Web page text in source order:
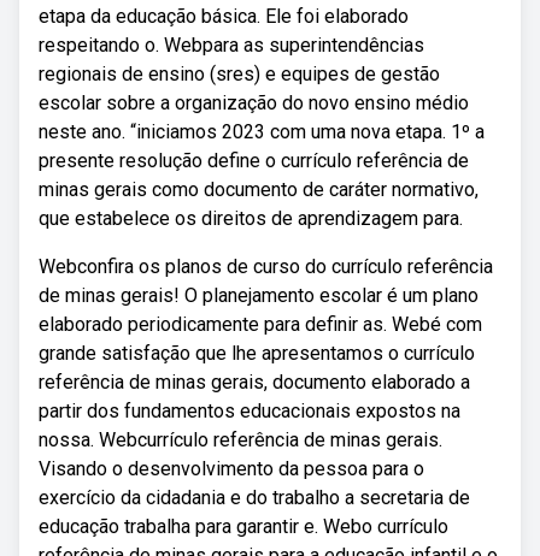
etapa da educação básica. Ele foi elaborado
respeitando o. Webpara as superintendências
regionais de ensino (sres) e equipes de gestão
escolar sobre a organização do novo ensino médio
neste ano. “iniciamos 2023 com uma nova etapa. 1º a
presente resolução define o currículo referência de
minas gerais como documento de caráter normativo,
que estabelece os direitos de aprendizagem para.
Webconfira os planos de curso do currículo referência
de minas gerais! O planejamento escolar é um plano
elaborado periodicamente para definir as. Webé com
grande satisfação que lhe apresentamos o currículo
referência de minas gerais, documento elaborado a
partir dos fundamentos educacionais expostos na
nossa. Webcurrículo referência de minas gerais.
Visando o desenvolvimento da pessoa para o
exercício da cidadania e do trabalho a secretaria de
educação trabalha para garantir e. Webo currículo